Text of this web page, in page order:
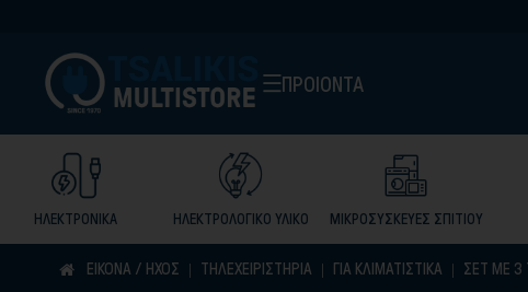
ΠΡΟΙΟΝΤΑ
ΗΛΕΚΤΡΟΛΟΓΙΚΟ ΥΛΙΚΟ
ΗΛΕΚΤΡΟΝΙΚΑ ΜΙΚΡΟΣΥΣΚΕΥΕΣ ΣΠΙΤΙΟΥ
ΕΙΚΟΝΑ / ΗΧΟΣ ΤΗΛΕΧΕΙΡΙΣΤΗΡΙΑ ΓΙΑ ΚΛΙΜΑΤΙΣΤΙΚΑ ΣΕΤ ΜΕ 3